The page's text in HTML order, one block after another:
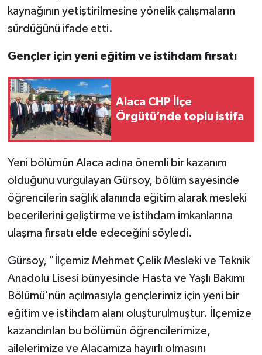
kaynağının yetiştirilmesine yönelik çalışmaların
sürdüğünü ifade etti.
Gençler için yeni eğitim ve istihdam fırsatı
Alaca CHP İlçe
Örgütü’nde toplu istifa
Yeni bölümün Alaca adına önemli bir kazanım
olduğunu vurgulayan Gürsoy, bölüm sayesinde
öğrencilerin sağlık alanında eğitim alarak mesleki
becerilerini geliştirme ve istihdam imkanlarına
ulaşma fırsatı elde edeceğini söyledi.
Gürsoy, "İlçemiz Mehmet Çelik Mesleki ve Teknik
Anadolu Lisesi bünyesinde Hasta ve Yaşlı Bakımı
Bölümü'nün açılmasıyla gençlerimiz için yeni bir
eğitim ve istihdam alanı oluşturulmuştur. İlçemize
kazandırılan bu bölümün öğrencilerimize,
ailelerimize ve Alacamıza hayırlı olmasını